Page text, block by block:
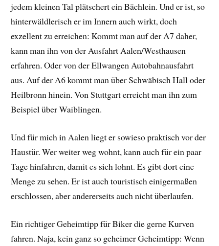
jedem kleinen Tal plätschert ein Bächlein. Und er ist, so
hinterwäldlerisch er im Innern auch wirkt, doch
exzellent zu erreichen: Kommt man auf der A7 daher,
kann man ihn von der Ausfahrt Aalen/Westhausen
erfahren. Oder von der Ellwangen Autobahnausfahrt
aus. Auf der A6 kommt man über Schwäbisch Hall oder
Heilbronn hinein. Von Stuttgart erreicht man ihn zum
Beispiel über Waiblingen.
Und für mich in Aalen liegt er sowieso praktisch vor der
Haustür. Wer weiter weg wohnt, kann auch für ein paar
Tage hinfahren, damit es sich lohnt. Es gibt dort eine
Menge zu sehen. Er ist auch touristisch einigermaßen
erschlossen, aber andererseits auch nicht überlaufen.
Ein richtiger Geheimtipp für Biker die gerne Kurven
fahren. Naja, kein ganz so geheimer Geheimtipp: Wenn